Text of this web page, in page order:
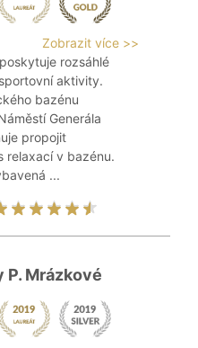
Zobrazit více >>
rozsáhlé
aktivity.
bazénu
Generála
propojit
relaxací v bazénu.
...
P. Mrázkové